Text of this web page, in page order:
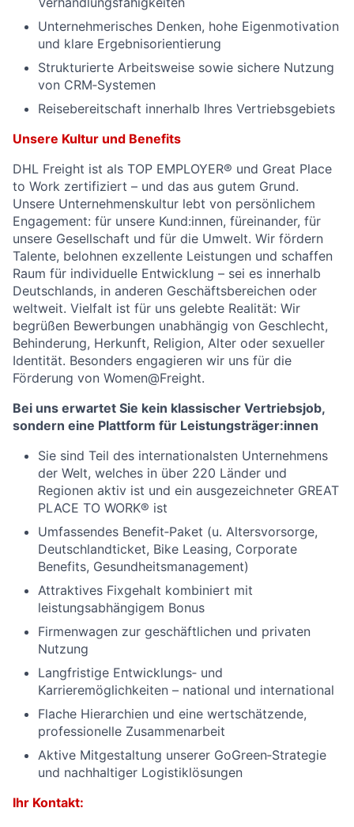
Unternehmerisches Denken, hohe Eigenmotivation
und klare Ergebnisorientierung
Strukturierte Arbeitsweise sowie sichere Nutzung
von CRM‑Systemen
Reisebereitschaft innerhalb Ihres Vertriebsgebiets
Unsere Kultur und Benefits
DHL Freight ist als TOP EMPLOYER® und Great Place
to Work zertifiziert – und das aus gutem Grund.
Unsere Unternehmenskultur lebt von persönlichem
Engagement: für unsere Kund:innen, füreinander, für
unsere Gesellschaft und für die Umwelt. Wir fördern
Talente, belohnen exzellente Leistungen und schaffen
Raum für individuelle Entwicklung – sei es innerhalb
Deutschlands, in anderen Geschäftsbereichen oder
weltweit. Vielfalt ist für uns gelebte Realität: Wir
begrüßen Bewerbungen unabhängig von Geschlecht,
Behinderung, Herkunft, Religion, Alter oder sexueller
Identität. Besonders engagieren wir uns für die
Förderung von Women@Freight.
Bei uns erwartet Sie kein klassischer Vertriebsjob,
sondern eine Plattform für Leistungsträger:innen
Sie sind Teil des internationalsten Unternehmens
der Welt, welches in über 220 Länder und
Regionen aktiv ist und ein ausgezeichneter GREAT
PLACE TO WORK® ist
Umfassendes Benefit‑Paket (u. Altersvorsorge,
Deutschlandticket, Bike Leasing, Corporate
Benefits, Gesundheitsmanagement)
Attraktives Fixgehalt kombiniert mit
leistungsabhängigem Bonus
Firmenwagen zur geschäftlichen und privaten
Nutzung
Langfristige Entwicklungs‑ und
Karrieremöglichkeiten – national und international
Flache Hierarchien und eine wertschätzende,
professionelle Zusammenarbeit
Aktive Mitgestaltung unserer GoGreen‑Strategie
und nachhaltiger Logistiklösungen
Ihr Kontakt: